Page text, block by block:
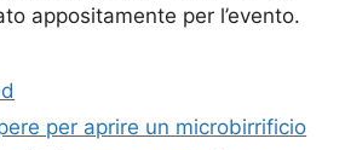
appositamente per l’evento.
per aprire un microbirrificio